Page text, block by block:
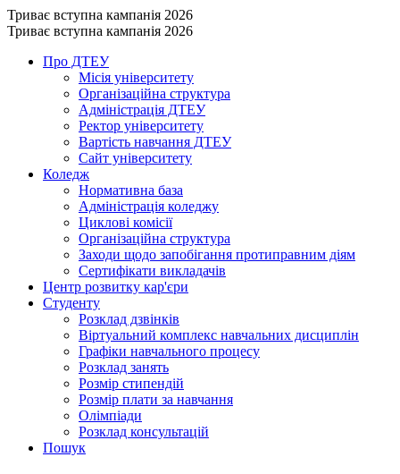
Триває вступна кампанія 2026
Триває вступна кампанія 2026
Про ДТЕУ
Місія університету
Організаційна структура
Адміністрація ДТЕУ
Ректор університету
Вартість навчання ДТЕУ
Сайт університету
Коледж
Нормативна база
Адміністрація коледжу
Циклові комісії
Організаційна структура
Заходи щодо запобігання протиправним діям
Сертифікати викладачів
Центр розвитку кар'єри
Студенту
Розклад дзвінків
Віртуальний комплекс навчальних дисциплін
Графіки навчального процесу
Розклад занять
Розмір стипендій
Розмір плати за навчання
Олімпіади
Розклад консультацій
Пошук